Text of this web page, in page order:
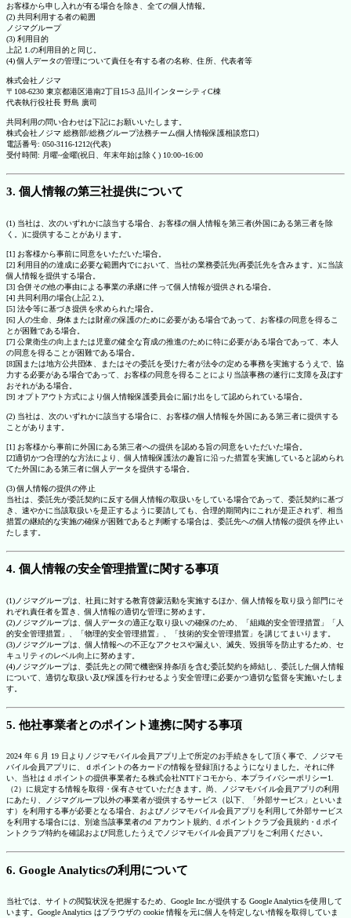
お客様から申し入れが有る場合を除き、全ての個人情報。
(2) 共同利用する者の範囲
ノジマグループ
(3) 利用目的
上記 1.の利用目的と同じ。
(4) 個人データの管理について責任を有する者の名称、住所、代表者等
株式会社ノジマ
〒108-6230 東京都港区港南2丁目15-3 品川インターシティC棟
代表執行役社長 野島 廣司
共同利用の問い合わせは下記にお願いいたします。
株式会社ノジマ 総務部/総務グループ法務チーム(個人情報保護相談窓口)
電話番号: 050-3116-1212(代表)
受付時間: 月曜~金曜(祝日、年末年始は除く) 10:00~16:00
3. 個人情報の第三社提供について
(1) 当社は、次のいずれかに該当する場合、お客様の個人情報を第三者(外国にある第三者を除
く。)に提供することがあります。
[1] お客様から事前に同意をいただいた場合。
[2] 利用目的の達成に必要な範囲内でにおいて、当社の業務委託先(再委託先を含みます。)に当該
個人情報を提供する場合。
[3] 合併その他の事由による事業の承継に伴って個人情報が提供される場合。
[4] 共同利用の場合(上記 2.)。
[5] 法令等に基づき提供を求められた場合。
[6] 人の生命、身体または財産の保護のために必要がある場合であって、お客様の同意を得るこ
とが困難である場合。
[7] 公衆衛生の向上または児童の健全な育成の推進のために特に必要がある場合であって、本人
の同意を得ることが困難である場合。
[8]国または地方公共団体、またはその委託を受けた者が法令の定める事務を実施するうえで、協
力する必要がある場合であって、お客様の同意を得ることにより当該事務の遂行に支障を及ぼす
おそれがある場合。
[9] オプトアウト方式により個人情報保護委員会に届け出をして認められている場合。
(2) 当社は、次のいずれかに該当する場合に、お客様の個人情報を外国にある第三者に提供する
ことがあります。
[1] お客様から事前に外国にある第三者への提供を認める旨の同意をいただいた場合。
[2]適切かつ合理的な方法により、個人情報保護法の趣旨に沿った措置を実施していると認められ
てた外国にある第三者に個人データを提供する場合。
(3) 個人情報の提供の停止
当社は、委託先が委託契約に反する個人情報の取扱いをしている場合であって、委託契約に基づ
き、速やかに当該取扱いを是正するように要請しても、合理的期間内にこれが是正されず、相当
措置の継続的な実施の確保が困難であると判断する場合は、委託先への個人情報の提供を停止い
たします。
4. 個人情報の安全管理措置に関する事項
(1)ノジマグループは、社員に対する教育啓蒙活動を実施するほか、個人情報を取り扱う部門にそ
れぞれ責任者を置き、個人情報の適切な管理に努めます。
(2)ノジマグループは、個人データの適正な取り扱いの確保のため、「組織的安全管理措置」「人
的安全管理措置」、「物理的安全管理措置」、「技術的安全管理措置」を講じてまいります。
(3)ノジマグループは、個人情報への不正なアクセスや漏えい、滅失、毀損等を防止するため、セ
キュリティのレベル向上に努めます。
(4)ノジマグループは、委託先との間で機密保持条項を含む委託契約を締結し、委託した個人情報
について、適切な取扱い及び保護を行わせるよう安全管理に必要かつ適切な監督を実施いたしま
す。
5. 他社事業者とのポイント連携に関する事項
2024 年 6 月 19 日よりノジマモバイル会員アプリ上で所定のお手続きをして頂く事で、ノジマモ
バイル会員アプリに、ｄポイントの各カードの情報を登録頂けるようになりました。それに伴
い、当社は d ポイントの提供事業者たる株式会社NTTドコモから、本プライバシーポリシー1.
（2）に規定する情報を取得・保有させていただきます。尚、ノジマモバイル会員アプリの利用
にあたり、ノジマグループ以外の事業者が提供するサービス（以下、「外部サービス」といいま
す）を利用する事が必要となる場合、およびノジマモバイル会員アプリを利用して外部サービス
を利用する場合には、別途当該事業者のd アカウント規約、d ポイントクラブ会員規約・d ポイ
ントクラブ特約を確認および同意したうえでノジマモバイル会員アプリをご利用ください。
6. Google Analyticsの利用について
当社では、サイトの閲覧状況を把握するため、Google Inc.が提供する Google Analyticsを使用して
います。Google Analytics はブラウザの cookie 情報を元に個人を特定しない情報を取得していま